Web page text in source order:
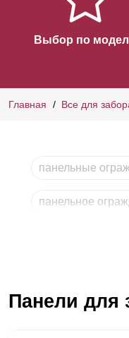
Выбор по
Главная Все для
панельные
панельное
Панели для